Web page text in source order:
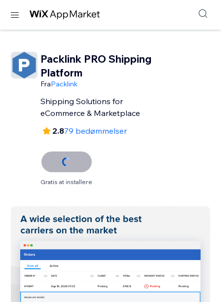
Packlink PRO Shipping
Platform
FraPacklink
Shipping Solutions for
eCommerce & Marketplace
2.879 bedømmelser
Gratis at installere